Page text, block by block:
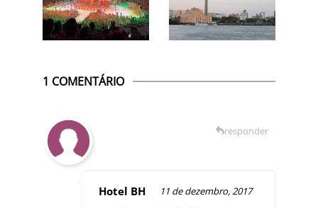
1 COMENTÁRIO
Hotel BH
11 de dezembro, 2017
responder